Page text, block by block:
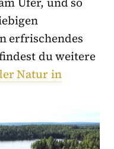
erfrischendes
du weitere
Natur in